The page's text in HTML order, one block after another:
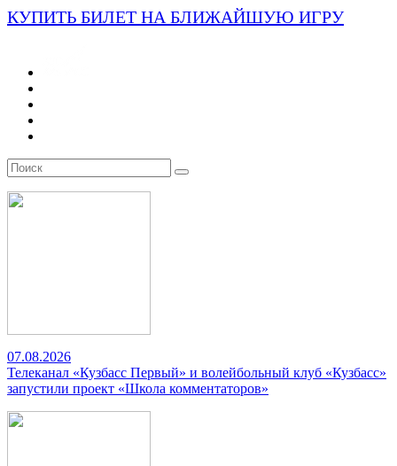
КУПИТЬ БИЛЕТ НА БЛИЖАЙШУЮ ИГРУ
07.08.2026
Телеканал «Кузбасс Первый» и волейбольный клуб «Кузбасс»
запустили проект «Школа комментаторов»